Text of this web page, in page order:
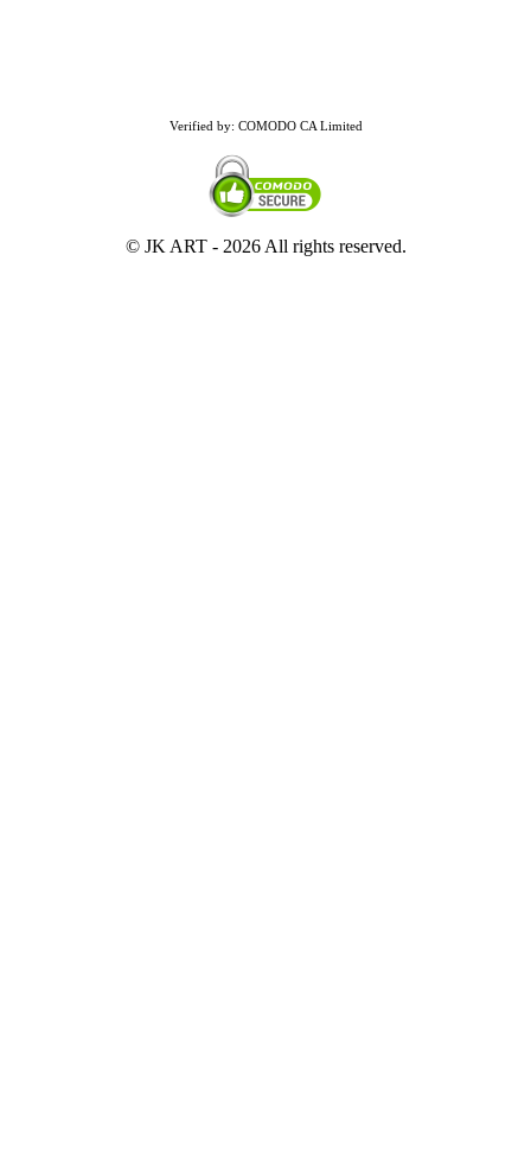
Verified by: COMODO CA Limited
© JK ART - 2026 All rights reserved.